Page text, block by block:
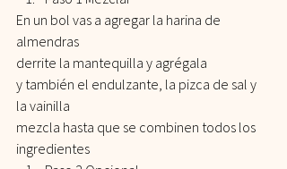
En un bol vas a agregar la harina de
almendras
derrite la mantequilla y agrégala
y también el endulzante, la pizca de sal y
la vainilla
mezcla hasta que se combinen todos los
ingredientes